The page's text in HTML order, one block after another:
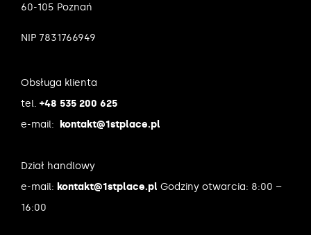
60-105 Poznań
NIP 7831766949
Obsługa klienta
tel. +48 535 200 625
e-mail:
kontakt@1stplace.pl
Dział handlowy
e-mail: kontakt@1stplace.pl Godziny otwarcia: 8:00 –
16:00